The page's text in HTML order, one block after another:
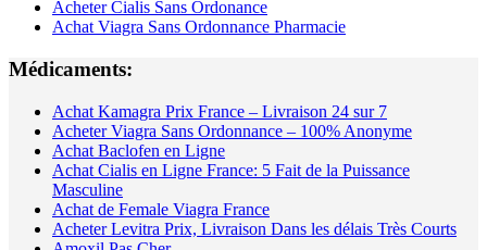
Acheter Cialis Sans Ordonance
Achat Viagra Sans Ordonnance Pharmacie
Médicaments:
Achat Kamagra Prix France – Livraison 24 sur 7
Acheter Viagra Sans Ordonnance – 100% Anonyme
Achat Baclofen en Ligne
Achat Cialis en Ligne France: 5 Fait de la Puissance
Masculine
Achat de Female Viagra France
Acheter Levitra Prix, Livraison Dans les délais Très Courts